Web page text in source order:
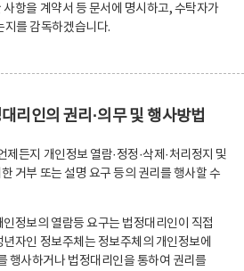
항을 계약서 등 문서에 명시하고, 수탁자가
지를 감독하겠습니다.
리인의 권리·의무 및 행사방법
제든지 개인정보 열람·정정·삭제·처리정지 및
거부 또는 설명 요구 등의 권리를 행사할 수
정보의 열람등 요구는 법정대리인이 직접
자인 정보주체는 정보주체의 개인정보에
행사하거나 법정대리인을 통하여 권리를